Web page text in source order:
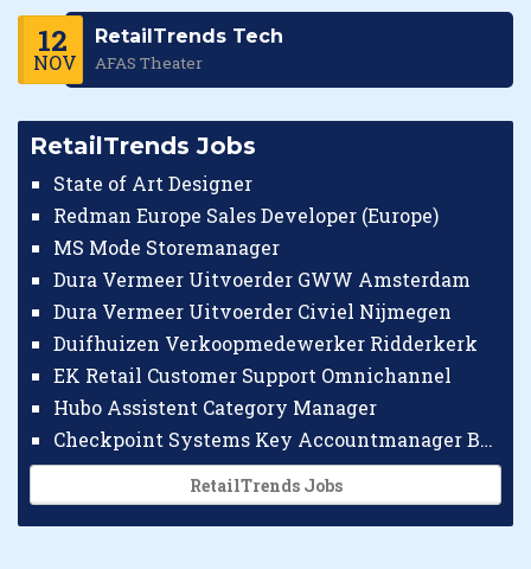
12
NOV
RetailTrends Tech
AFAS Theater
RetailTrends Jobs
State of Art Designer
Redman Europe Sales Developer (Europe)
MS Mode Storemanager
Dura Vermeer Uitvoerder GWW Amsterdam
Dura Vermeer Uitvoerder Civiel Nijmegen
Duifhuizen Verkoopmedewerker Ridderkerk
EK Retail Customer Support Omnichannel
Hubo Assistent Category Manager
Checkpoint Systems Key Accountmanager Benelux
RetailTrends Jobs